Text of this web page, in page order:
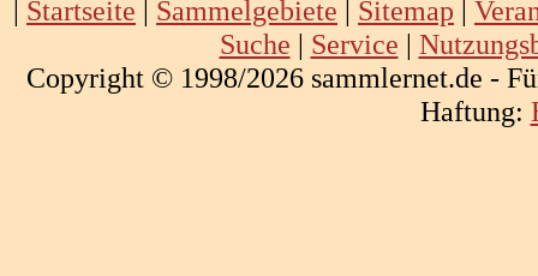
| Startseite | Sammelgebiete | Sitemap |
Suche | Service |
Copyright © 1998/2026 sammlernet.de -
Haftung: